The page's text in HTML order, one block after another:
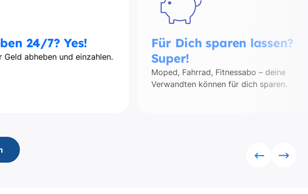
24/7? Yes!
Geld abheben und einzahlen.
Für Dich sparen lassen?
Super!
Moped, Fahrrad, Fitnessabo – deine
Verwandten können für dich sparen.
Rückwärts